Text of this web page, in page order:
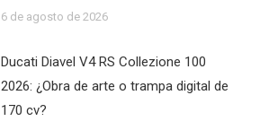
6 de agosto de 2026
Ducati Diavel V4 RS Collezione 100
2026: ¿Obra de arte o trampa digital de
170 cv?